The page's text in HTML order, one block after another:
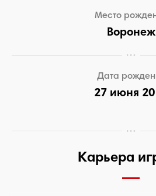
Место
Воронеж
Дата
27 июня
Карьера